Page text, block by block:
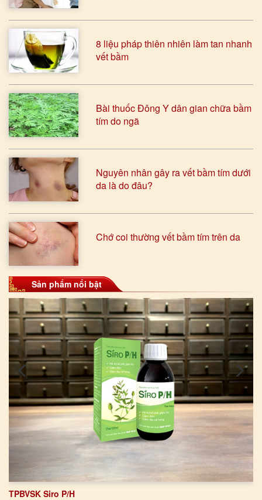
8 liệu pháp thiên nhiên làm tan nhanh
vết bầm
Bài thuốc Đông Y dân gian chữa bầm
tím do ngã
Nguyên nhân gây ra vết bầm tím dưới
da là do đâu?
Chớ coi thường vết bầm tím trên da
Sản phẩm nổi bật
TPBVSK Siro P/H